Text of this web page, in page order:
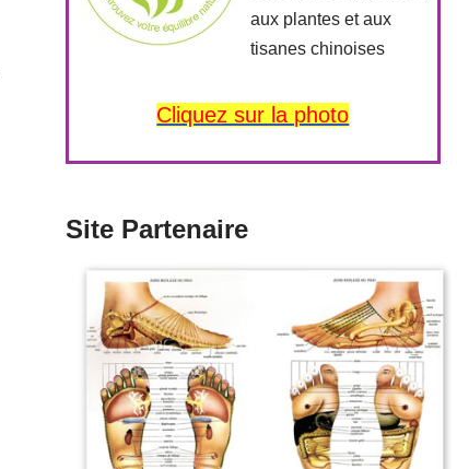
aux plantes et aux
tisanes chinoises
Cliquez sur la photo
Site Partenaire